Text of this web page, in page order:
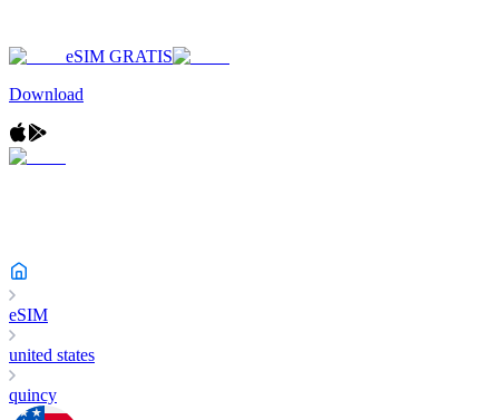
eSIM GRATIS
Download
eSIM
united states
quincy